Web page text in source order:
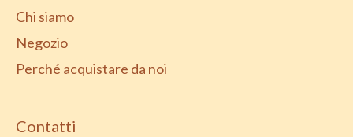
Chi siamo
Negozio
Perché acquistare da noi
Contatti